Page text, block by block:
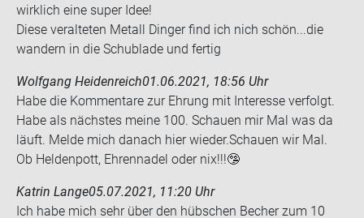
wirk­lich eine super Idee!
Diese ver­al­te­ten Me­tall Din­ger find ich nich schön...die
wan­dern in die Schub­la­de und fer­tig
Wolfgang Heidenreich01.06.2021, 18:56 Uhr
Habe die Kom­men­ta­re zur Eh­rung mit In­ter­es­se ver­folgt.
Habe als nächs­tes meine 100. Schau­en mir Mal was da
läuft. Melde mich da­nach hier wie­der.Schau­en wir Mal.
Ob Hel­den­pott, Eh­ren­na­del oder nix!!!🤥
Katrin Lange05.07.2021, 11:20 Uhr
Ich habe mich sehr über den hüb­schen Be­cher zum 10